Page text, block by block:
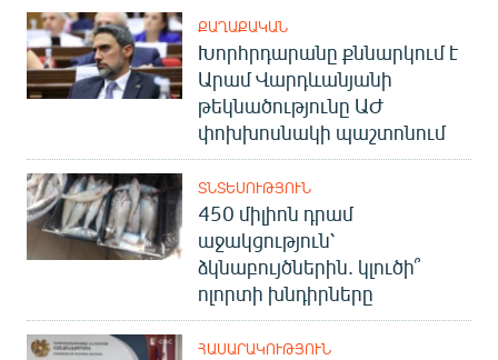
«Ազատության» բոլոր կայքերը
ՔԱՂԱՔԱԿԱՆ
Խորհրդարանը քննարկում է
Արամ Վարդևանյանի
թեկնածությունը ԱԺ
փոխխոսնակի պաշտոնում
ՏՆՏԵՍՈՒԹՅՈՒՆ
450 միլիոն դրամ
աջակցություն՝
ձկնաբույծներին. կլուծի՞
ոլորտի խնդիրները
ՀԱՍԱՐԱԿՈՒԹՅՈՒՆ